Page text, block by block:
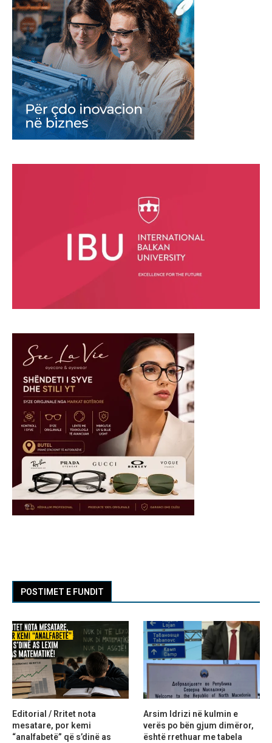
POSTIMET E FUNDIT
Editorial / Rritet nota
mesatare, por kemi
“analfabetë” që s’dinë as
Arsim Idrizi në kulmin e
verës po bën gjum dimëror,
është rrethuar me tabela